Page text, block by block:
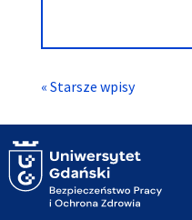
« Starsze wpisy